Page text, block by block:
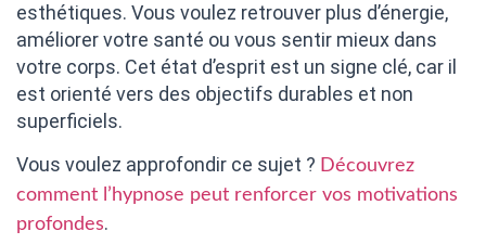
esthétiques. Vous voulez retrouver plus d’énergie,
améliorer votre santé ou vous sentir mieux dans
votre corps. Cet état d’esprit est un signe clé, car il
est orienté vers des objectifs durables et non
superficiels.
Vous voulez approfondir ce sujet ? Découvrez
comment l’hypnose peut renforcer vos motivations
profondes.